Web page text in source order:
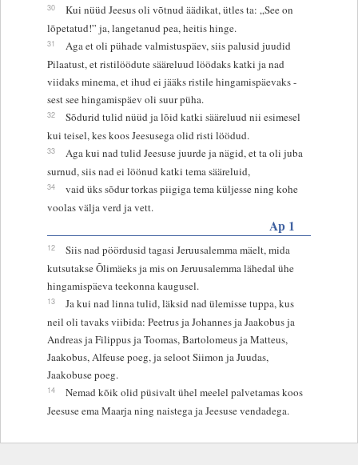
30
Kui nüüd Jeesus oli võtnud äädikat, ütles ta: „See on
lõpetatud!” ja, langetanud pea, heitis hinge.
31
Aga et oli pühade valmistuspäev, siis palusid juudid
Pilaatust, et ristilöödute sääreluud löödaks katki ja nad
viidaks minema, et ihud ei jääks ristile hingamispäevaks -
sest see hingamispäev oli suur püha.
32
Sõdurid tulid nüüd ja lõid katki sääreluud nii esimesel
kui teisel, kes koos Jeesusega olid risti löödud.
33
Aga kui nad tulid Jeesuse juurde ja nägid, et ta oli juba
surnud, siis nad ei löönud katki tema sääreluid,
34
vaid üks sõdur torkas piigiga tema küljesse ning kohe
voolas välja verd ja vett.
Ap 1
12
Siis nad pöördusid tagasi Jeruusalemma mäelt, mida
kutsutakse Õlimäeks ja mis on Jeruusalemma lähedal ühe
hingamispäeva teekonna kaugusel.
13
Ja kui nad linna tulid, läksid nad ülemisse tuppa, kus
neil oli tavaks viibida: Peetrus ja Johannes ja Jaakobus ja
Andreas ja Filippus ja Toomas, Bartolomeus ja Matteus,
Jaakobus, Alfeuse poeg, ja seloot Siimon ja Juudas,
Jaakobuse poeg.
14
Nemad kõik olid püsivalt ühel meelel palvetamas koos
Jeesuse ema Maarja ning naistega ja Jeesuse vendadega.